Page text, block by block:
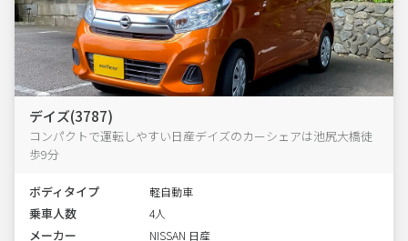
デイズ(3787)
コンパクトで運転しやすい日産デイズのカーシェアは池尻大橋徒
歩9分
ボディタイプ 軽自動車
乗車人数 4人
メーカー NISSAN 日産